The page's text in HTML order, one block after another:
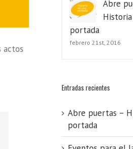
actos
Abre
portada
febrero 21st, 2016
Entradas recientes
Abre puertas –
portada